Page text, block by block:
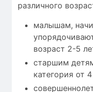
различного
малышам,
возраст 2-5
старшим
категория от